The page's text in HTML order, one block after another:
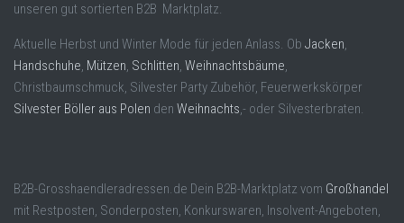
unseren gut sortierten B2B Marktplatz.
Aktuelle Herbst und Winter Mode für jeden Anlass. Ob Jacken,
Handschuhe, Mützen, Schlitten, Weihnachtsbäume,
Christbaumschmuck, Silvester Party Zubehör, Feuerwerkskörper
Silvester Böller aus Polen den Weihnachts,- oder Silvesterbraten.
B2B-Grosshaendleradressen.de Dein B2B-Marktplatz vom Großhandel
mit Restposten, Sonderposten, Konkurswaren, Insolvent-Angeboten,